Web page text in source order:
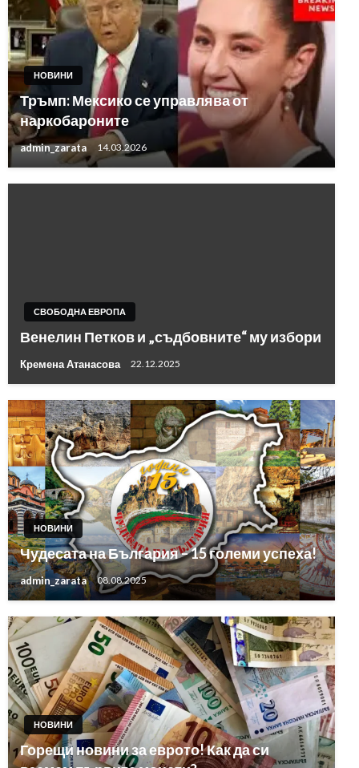
НОВИНИ
Тръмп: Мексико се управлява от
наркобароните
admin_zarata 14.03.2026
СВОБОДНА ЕВРОПА
Венелин Петков и „съдбовните“ му избори
Кремена Атанасова 22.12.2025
НОВИНИ
Чудесата на България – 15 големи успеха!
admin_zarata 08.08.2025
НОВИНИ
Горещи новини за еврото! Как да си